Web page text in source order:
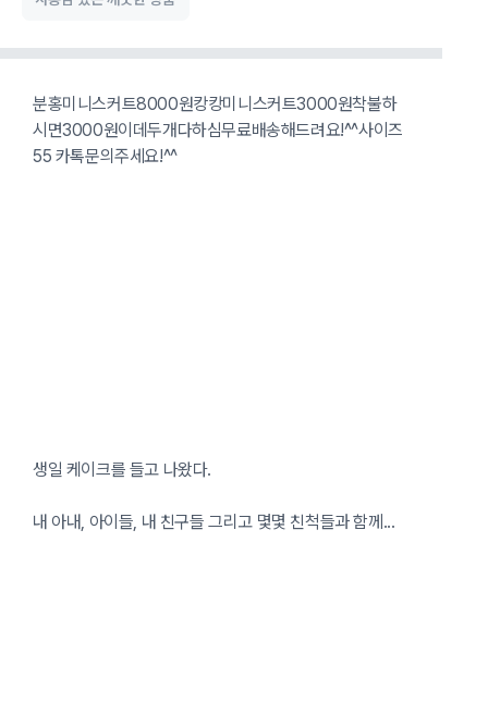
분홍미니스커트8000원캉캉미니스커트3000원착불하
시면3000원이데두개다하심무료배송해드려요!^^사이즈
55 카톡문의주세요!^^
생일 케이크를 들고 나왔다.
내 아내, 아이들, 내 친구들 그리고 몇몇 친척들과 함께...